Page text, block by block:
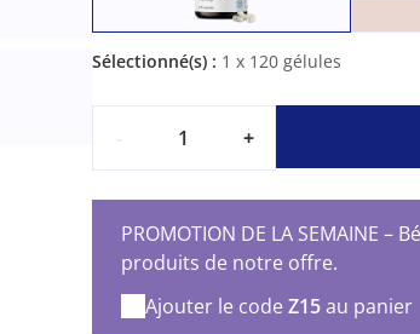
Sélectionné(s) : 1 x 120 gélules
+
PROMOTION DE LA SEMAINE
produits de notre offre.
Ajouter le code Z15au panier